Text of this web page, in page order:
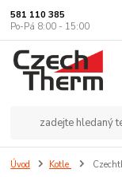
581 110 385
Po-Pá 8:00 - 15:00
Úvod Kotle